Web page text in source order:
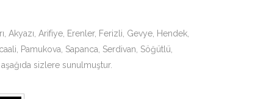
Akyazı, Arifiye, Erenler, Ferizli, Gevye, Hendek,
Pamukova, Sapanca, Serdivan, Söğütlü,
sizlere sunulmuştur.